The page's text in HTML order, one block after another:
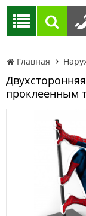
Главная
проклеенным